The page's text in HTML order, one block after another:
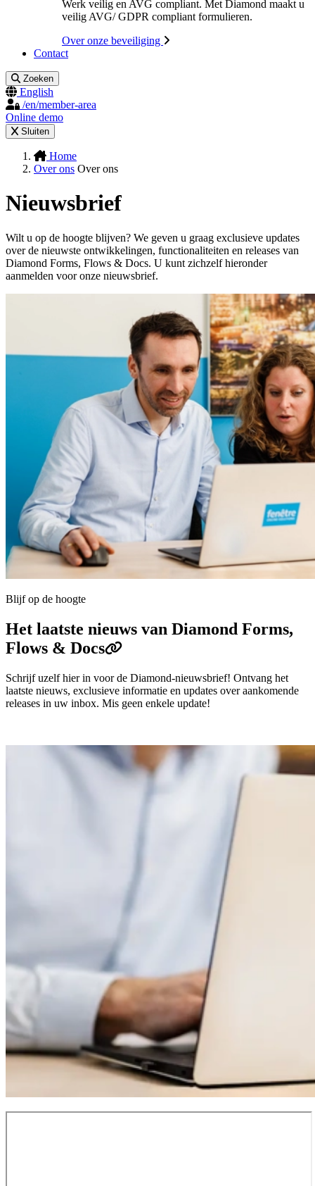
Werk veilig en AVG compliant. Met Diamond maakt u
veilig AVG/ GDPR compliant formulieren.
Over onze beveiliging
Contact
Zoeken
English
/en/member-area
Online demo
Sluiten
Home
Over ons Over ons
Nieuwsbrief
Wilt u op de hoogte blijven? We geven u graag exclusieve updates
over de nieuwste ontwikkelingen, functionaliteiten en releases van
Diamond Forms, Flows & Docs. U kunt zichzelf hieronder
aanmelden voor onze nieuwsbrief.
Blijf op de hoogte
Het laatste nieuws van Diamond Forms,
Flows & Docs
Schrijf uzelf hier in voor de Diamond-nieuwsbrief! Ontvang het
laatste nieuws, exclusieve informatie en updates over aankomende
releases in uw inbox. Mis geen enkele update!